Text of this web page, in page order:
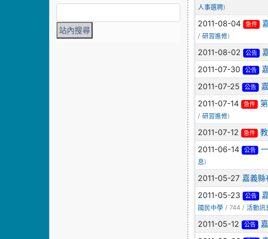
人事選聘)
2011-08-04 急件
/研習進修)
2011-08-02 公告
2011-07-30 公告
2011-07-25 公告
2011-07-14 急件
/研習進修)
2011-07-12 急件
2011-06-14 公告
息 )
2011-05-27 嘉義縣
2011-05-23 公告
國民中學 / 744 /活動訊
2011-05-12 公告